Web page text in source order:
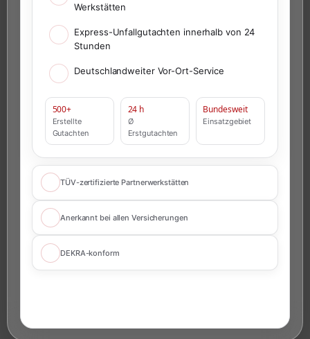
Werkstätten
Express-Unfallgutachten innerhalb von 24
Stunden
Deutschlandweiter Vor-Ort-Service
500+
Erstellte
Gutachten
24 h
Ø
Erstgutachten
Bundesweit
Einsatzgebiet
TÜV-zertifizierte Partnerwerkstätten
Anerkannt bei allen Versicherungen
DEKRA-konform